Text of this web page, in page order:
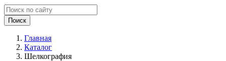
Поиск
Главная
Каталог
Шелкография